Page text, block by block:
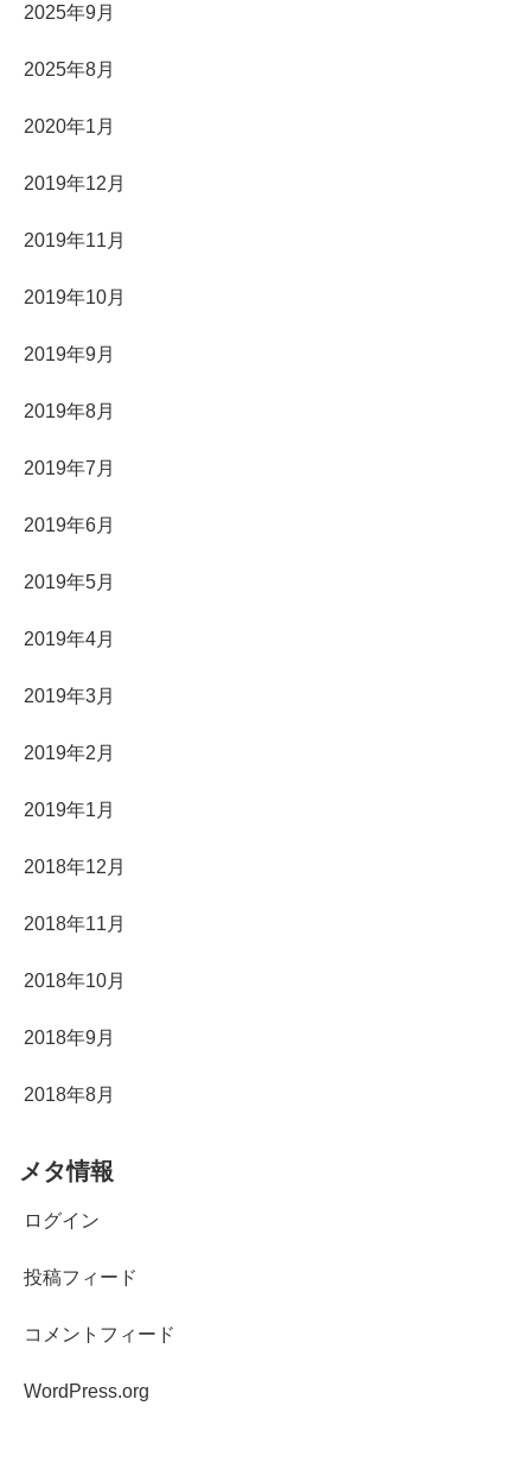
2025年9月
2025年8月
2020年1月
2019年12月
2019年11月
2019年10月
2019年9月
2019年8月
2019年7月
2019年6月
2019年5月
2019年4月
2019年3月
2019年2月
2019年1月
2018年12月
2018年11月
2018年10月
2018年9月
2018年8月
メタ情報
ログイン
投稿フィード
コメントフィード
WordPress.org